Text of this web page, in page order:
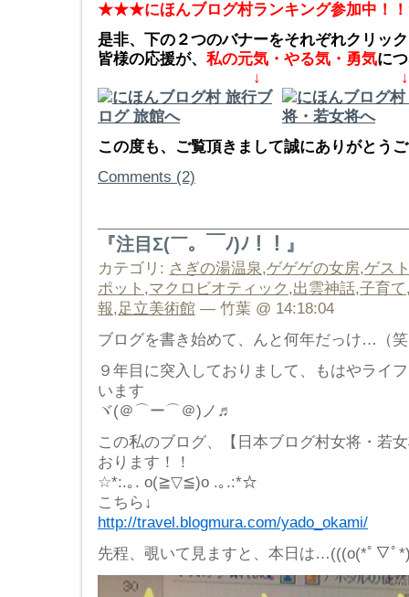
★★★にほんブログ村ランキング参加中
是非、下の２つのバナーをそれぞれクリッ
皆様の応援が、 私の元気・やる気・勇気に
↓ ↓
この度も、ご覧頂きまして誠にありがと
Comments (2)
『注目Σ(￣。￣ﾉ)ﾉ！！』
カテゴリ: さぎの湯温泉,ゲゲゲの女房,ゲス
ポット ,マクロビオティック ,出雲神話,子育て
報,足立美術館 — 竹葉 @ 14:18:04
ブログを書き始めて、んと何年だっけ…（
９年目に突入しておりまして、もはやライ
います
ヾ(＠⌒ー⌒＠)ノ♬
この私のブログ、【日本ブログ村女将・若
おります！！
☆*:.｡. o(≧▽≦)o .｡.:*☆
こちら↓
http://travel.blogmura.com/yado_okami/
先程、覗いて見ますと、本日は…(((o(*ﾟ▽ﾟ